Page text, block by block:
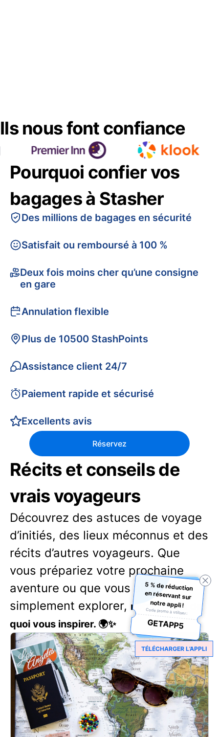
Ils nous font confiance
Pourquoi confier vos
bagages à Stasher
Des millions de bagages en sécurité
Satisfait ou remboursé à 100 %
Deux fois moins cher qu’une consigne
en gare
Annulation flexible
Plus de 10500 StashPoints
Assistance client 24/7
Paiement rapide et sécurisé
Excellents avis
Réservez
Récits et conseils de
vrais voyageurs
Découvrez des astuces de voyage
d’initiés, des lieux méconnus et des
récits d’autres voyageurs. Que
vous prépariez votre prochaine
aventure ou que vous aimiez
simplement explorer, notre blog a de
quoi vous inspirer. 🌍✨
5 % de réduction
en réservant sur
notre appli !
Code promo à utiliser :
GETAPP5
TÉLÉCHARGER L’APPLI